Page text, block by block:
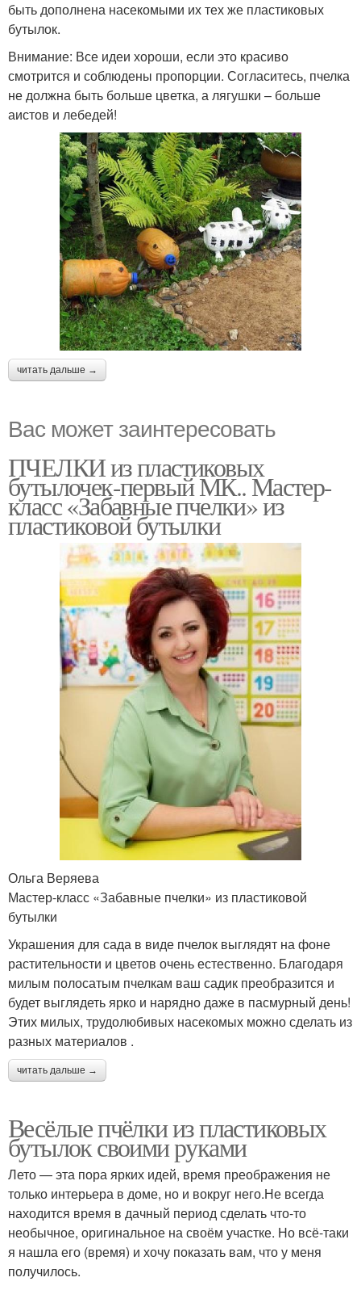
быть дополнена насекомыми их тех же пластиковых
бутылок.
Внимание: Все идеи хороши, если это красиво
смотрится и соблюдены пропорции. Согласитесь, пчелка
не должна быть больше цветка, а лягушки – больше
аистов и лебедей!
читать дальше →
Вас может заинтересовать
ПЧЕЛКИ из пластиковых
бутылочек-первый МК.. Мастер-
класс «Забавные пчелки» из
пластиковой бутылки
Ольга Веряева
Мастер-класс «Забавные пчелки» из пластиковой
бутылки
Украшения для сада в виде пчелок выглядят на фоне
растительности и цветов очень естественно. Благодаря
милым полосатым пчелкам ваш садик преобразится и
будет выглядеть ярко и нарядно даже в пасмурный день!
Этих милых, трудолюбивых насекомых можно сделать из
разных материалов .
читать дальше →
Весёлые пчёлки из пластиковых
бутылок своими руками
Лето — эта пора ярких идей, время преображения не
только интерьера в доме, но и вокруг него.Не всегда
находится время в дачный период сделать что-то
необычное, оригинальное на своём участке. Но всё-таки
я нашла его (время) и хочу показать вам, что у меня
получилось.